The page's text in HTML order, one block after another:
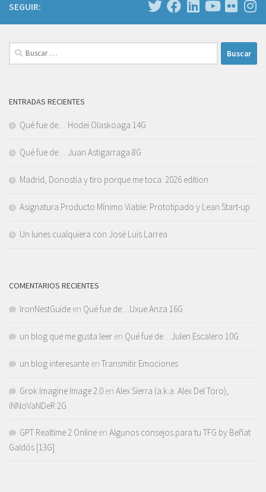
SEGUIR:
Buscar:
ENTRADAS RECIENTES
Qué fue de… Hodei Olaskoaga 14G
Qué fue de… Juan Astigarraga 8G
Madrid, Donostia y tiro porque me toca: 2026 edition
Asignatura Producto Mínimo Viable: Prototipado y Lean Start-up
Un lunes cualquiera con José Luis Larrea
COMENTARIOS RECIENTES
IronNestGuide en Qué fue de…Uxue Anza 16G
un blog que me gusta leer en Qué fue de…Julen Escalero 10G
un blog interesante en Transmitir Emociones
Grok Imagine Image 2.0 en Alex Sierra (a.k.a. Alex Del Toro),
iNNoVaNDeR 2G
GPT Realtime 2 Online en Algunos consejos para tu TFG by Beñat
Galdós [13G]